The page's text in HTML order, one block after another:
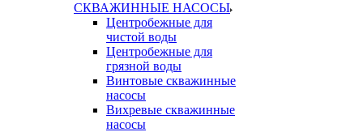
СКВАЖИННЫЕ НАСОСЫ
Центробежные для
чистой воды
Центробежные для
грязной воды
Винтовые скважинные
насосы
Вихревые скважинные
насосы